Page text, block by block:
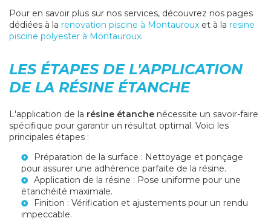
Pour en savoir plus sur nos services, découvrez nos pages
dédiées à la renovation piscine à Montauroux et à la resine
piscine polyester à Montauroux.
LES ÉTAPES DE L'APPLICATION
DE LA RÉSINE ÉTANCHE
L'application de la résine étanche nécessite un savoir-faire
spécifique pour garantir un résultat optimal. Voici les
principales étapes :
Préparation de la surface : Nettoyage et ponçage
pour assurer une adhérence parfaite de la résine.
Application de la résine : Pose uniforme pour une
étanchéité maximale.
Finition : Vérification et ajustements pour un rendu
impeccable.